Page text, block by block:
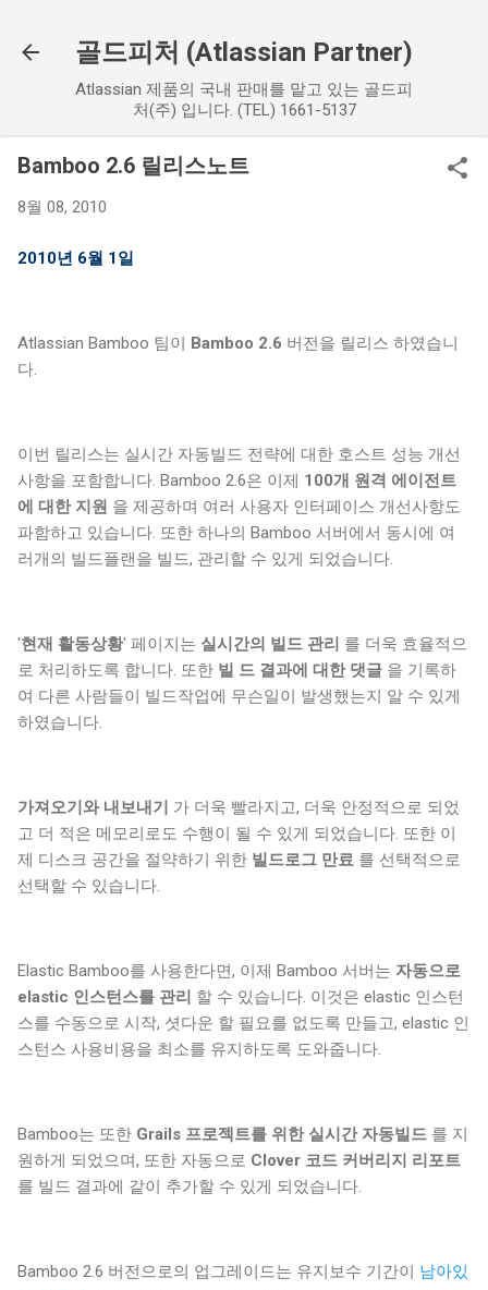
골드피처 (Atlassian Partner)
Atlassian 제품의 국내 판매를 맡고 있는 골드피
처(주) 입니다. (TEL) 1661-5137
Bamboo 2.6 릴리스노트
8월 08, 2010
2010년 6월 1일
Atlassian Bamboo 팀이 Bamboo 2.6 버전을 릴리스 하였습니
다.
이번 릴리스는 실시간 자동빌드 전략에 대한 호스트 성능 개선
사항을 포함합니다. Bamboo 2.6은 이제 100개 원격 에이전트
에 대한 지원 을 제공하며 여러 사용자 인터페이스 개선사항도
파함하고 있습니다. 또한 하나의 Bamboo 서버에서 동시에 여
러개의 빌드플랜을 빌드, 관리할 수 있게 되었습니다.
'현재 활동상황' 페이지는 실시간의 빌드 관리 를 더욱 효율적으
로 처리하도록 합니다. 또한 빌 드 결과에 대한 댓글 을 기록하
여 다른 사람들이 빌드작업에 무슨일이 발생했는지 알 수 있게
하였습니다.
가져오기와 내보내기
가 더욱 빨라지고, 더욱 안정적으로 되었
고 더 적은 메모리로도 수행이 될 수 있게 되었습니다. 또한 이
제 디스크 공간을 절약하기 위한 빌드로그 만료 를 선택적으로
선택할 수 있습니다.
Elastic Bamboo를 사용한다면, 이제 Bamboo 서버는 자동으로
elastic 인스턴스를 관리 할 수 있습니다. 이것은 elastic 인스턴
스를 수동으로 시작, 셧다운 할 필요를 없도록 만들고, elastic 인
스턴스 사용비용을 최소를 유지하도록 도와줍니다.
Bamboo는 또한 Grails 프로젝트를 위한 실시간 자동빌드 를 지
원하게 되었으며, 또한 자동으로 Clover 코드 커버리지 리포트
를 빌드 결과에 같이 추가할 수 있게 되었습니다.
Bamboo 2.6 버전으로의 업그레이드는 유지보수 기간이 남아있